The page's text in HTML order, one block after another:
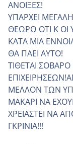
ΑΝΟΙΞΕΣ!
ΥΠΑΡΧΕΙ
ΘΕΩΡΩ ΟΤΙ Κ ΟΙ
ΚΑΤΑ ΜΙΑ
ΘΑ ΠΑΕΙ ΑΥΤΟ!
ΤΙΘΕΤΑΙ
ΜΕΛΛΟΝ ΤΩΝ
ΜΑΚΑΡΙ ΝΑ
ΧΡΕΙΑΣΤΕΙ ΝΑ
ΓΚΡΙΝΙΑ!!!